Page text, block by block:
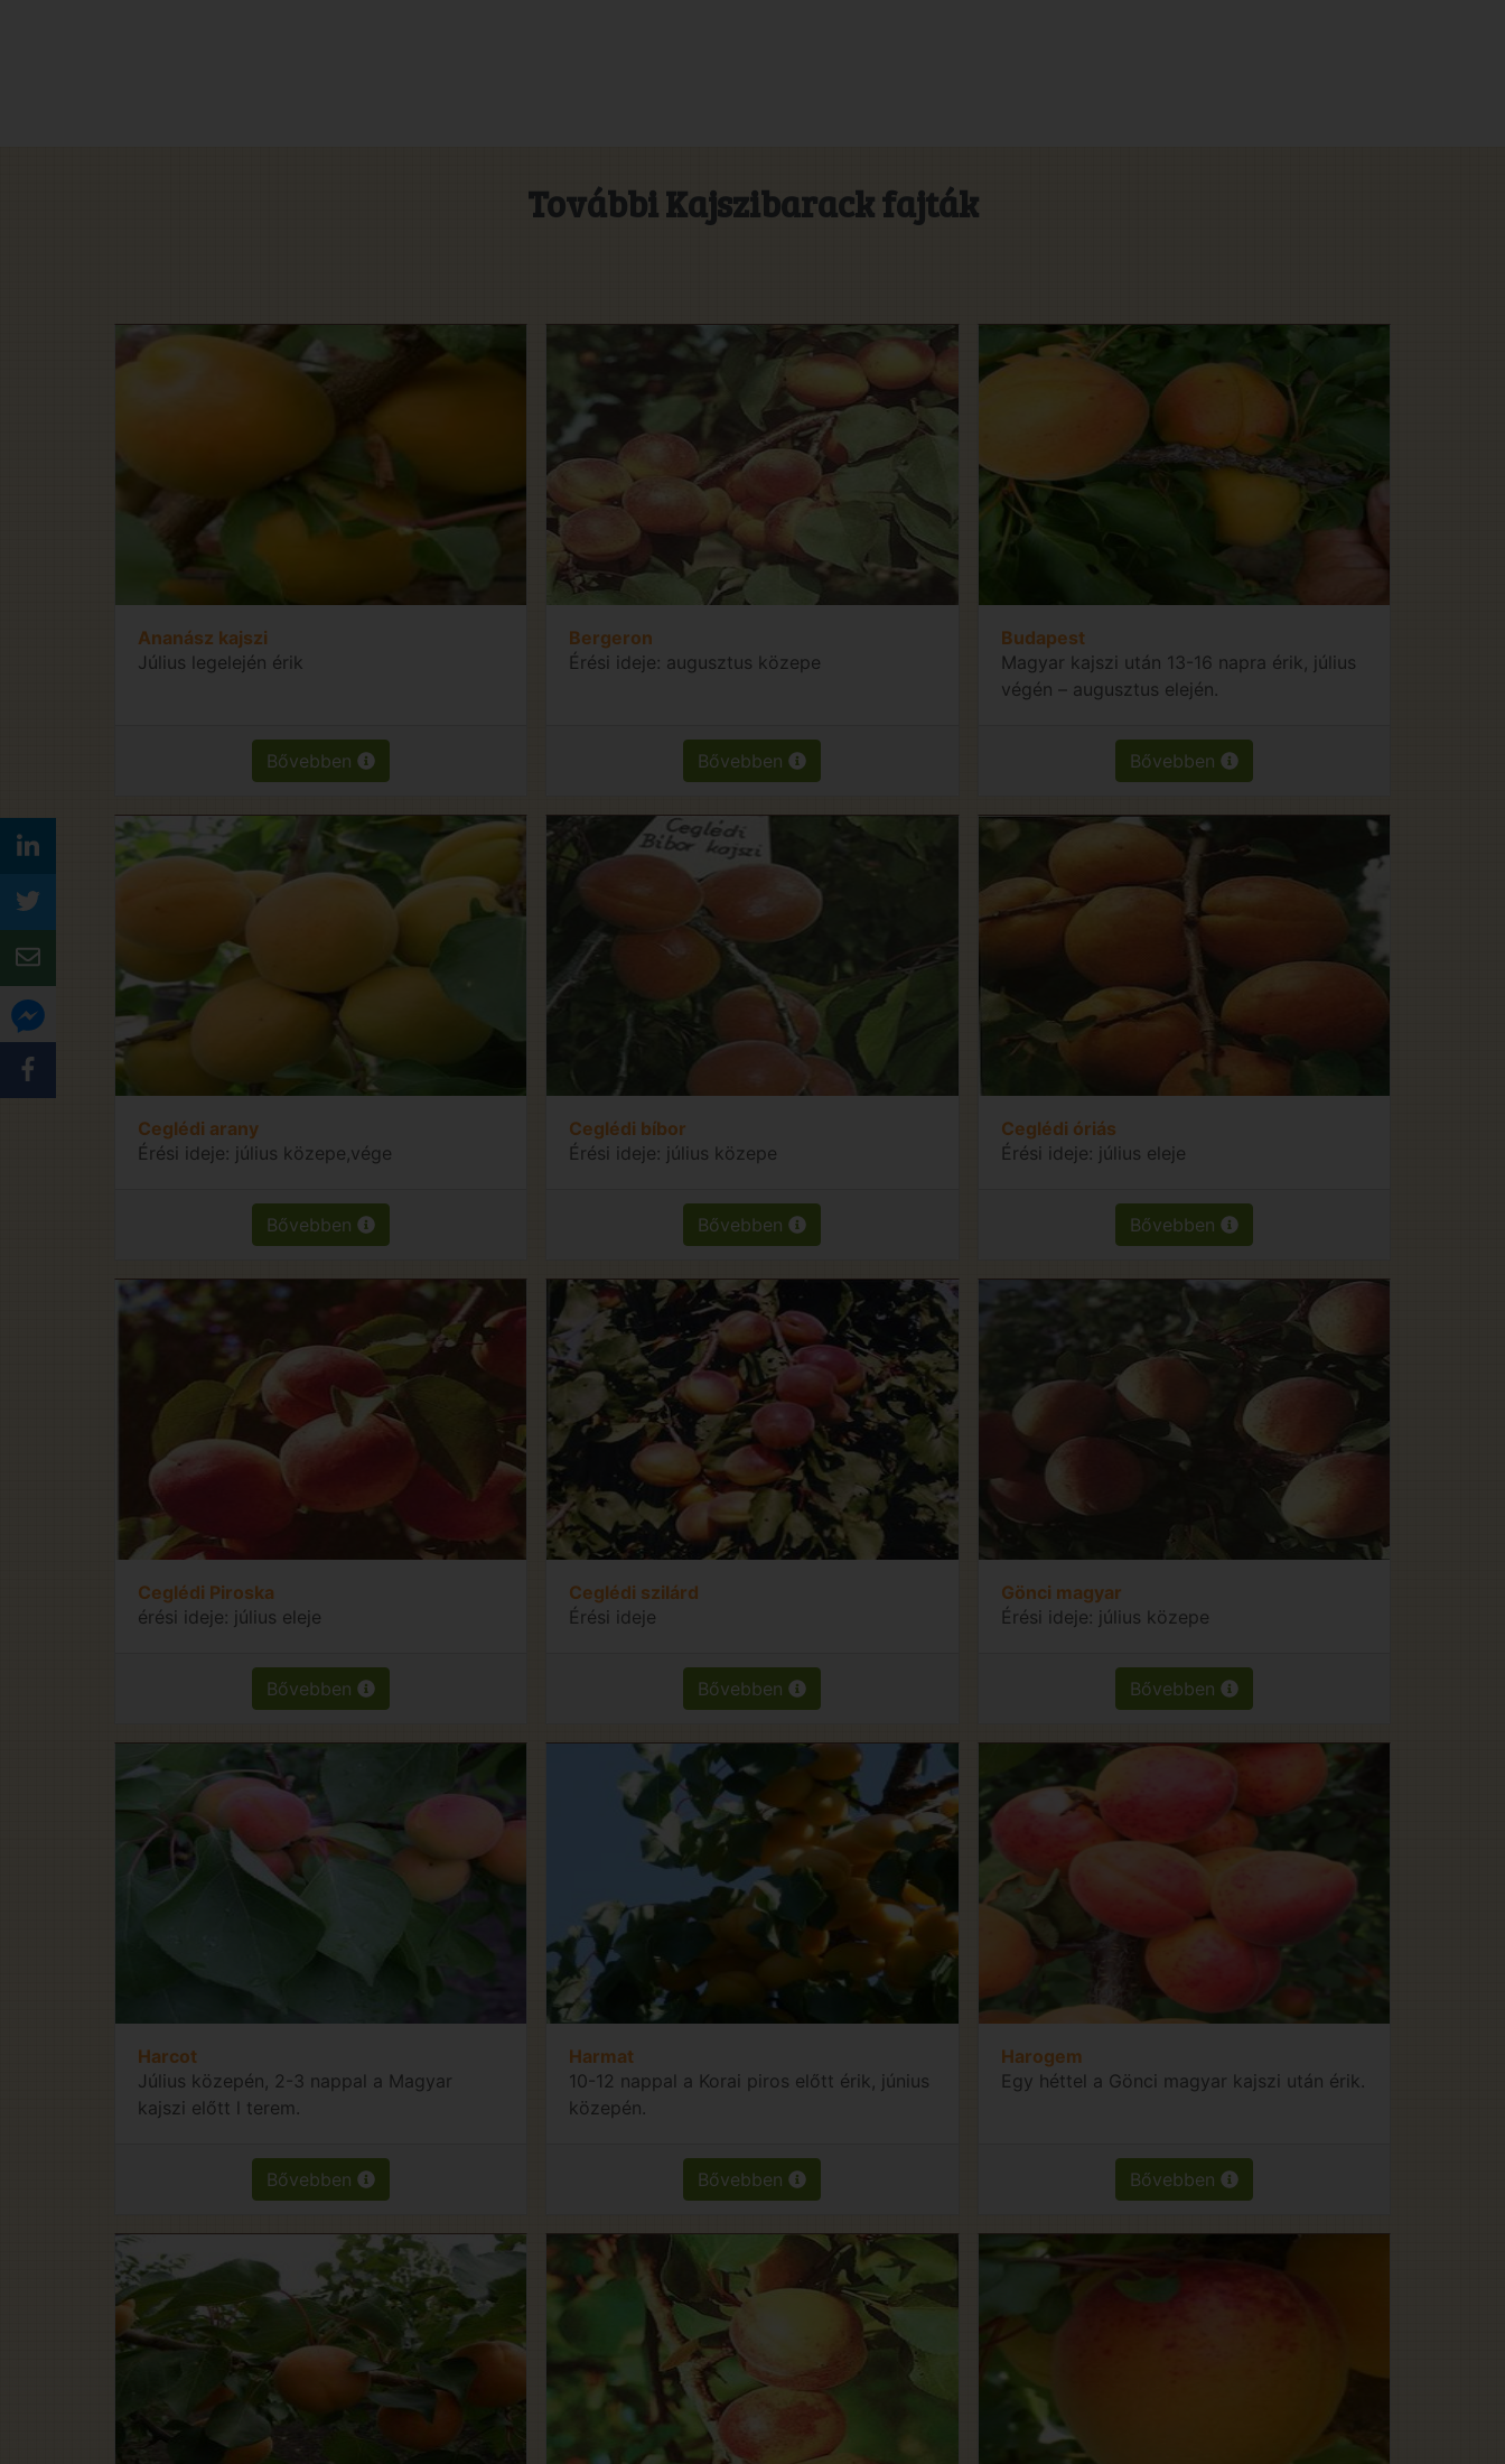
További Kajszibarack fajták
Ananász kajszi
Július legelején érik
Bővebben
Bergeron
Érési ideje: augusztus közepe
Bővebben
Budapest
Magyar kajszi után 13-16 napra érik, július
végén – augusztus elején.
Bővebben
Ceglédi arany
Érési ideje: július közepe,vége
Bővebben
Ceglédi bíbor
Érési ideje: július közepe
Bővebben
Ceglédi óriás
Érési ideje: július eleje
Bővebben
Ceglédi Piroska
érési ideje: július eleje
Bővebben
Ceglédi szilárd
Érési ideje
Bővebben
Gönci magyar
Érési ideje: július közepe
Bővebben
Harcot
Július közepén, 2-3 nappal a Magyar
kajszi előtt l terem.
Bővebben
Harmat
10-12 nappal a Korai piros előtt érik, június
közepén.
Bővebben
Harogem
Egy héttel a Gönci magyar kajszi után érik.
Bővebben